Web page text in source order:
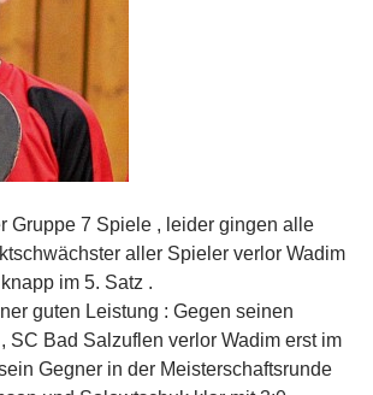
Gruppe 7 Spiele , leider gingen alle
aller Spieler verlor Wadim
im 5. Satz .
guten Leistung : Gegen seinen
SC Bad Salzuflen verlor Wadim erst im
Gegner in der Meisterschaftsrunde